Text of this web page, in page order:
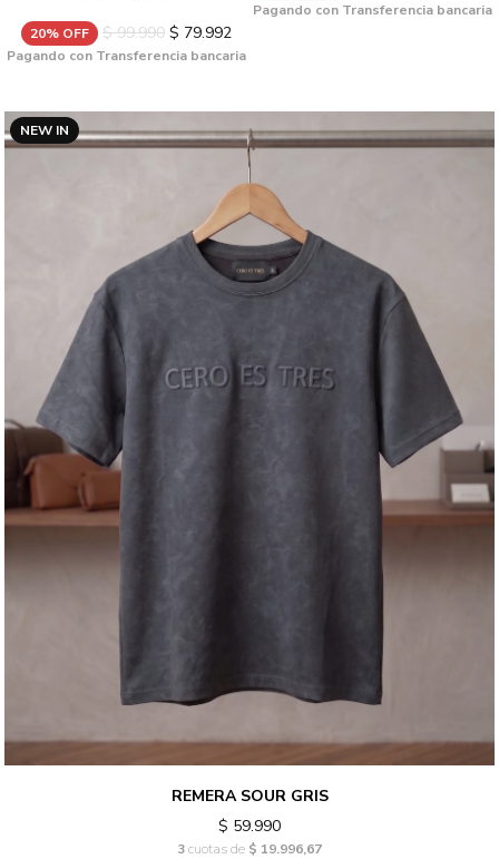
20% OFF $ 99.990$ 79.992
Pagando con Transferencia bancaria
Pagando con Transferencia bancaria
NEW IN
REMERA SOUR GRIS
$ 59.990
3cuotas de $ 19.996,67